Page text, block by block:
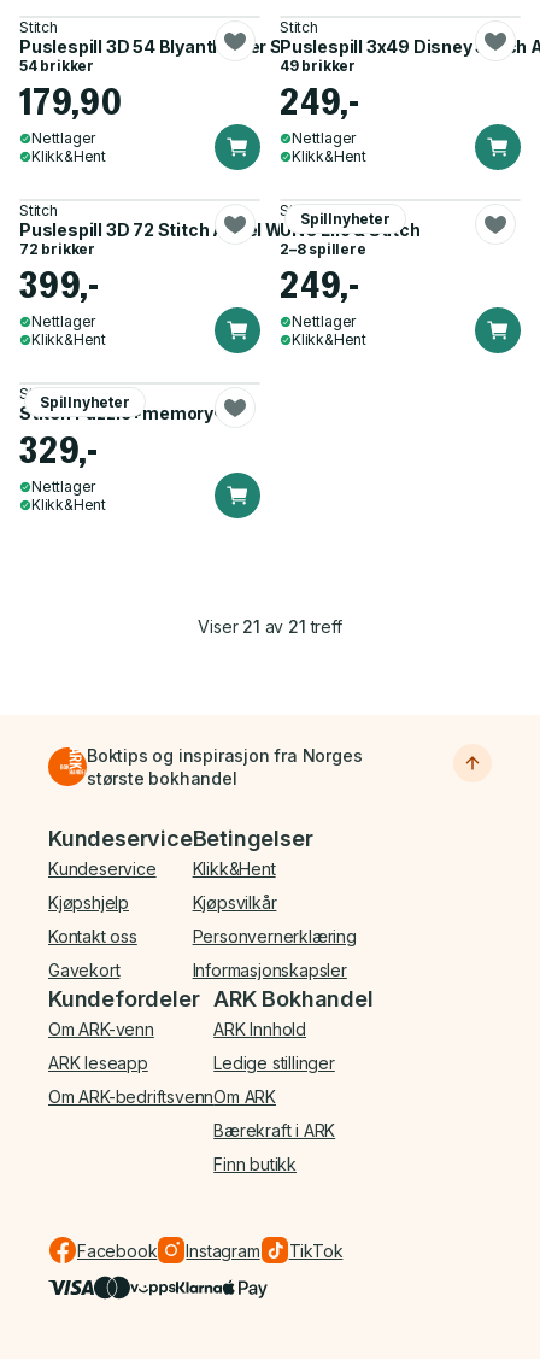
Stitch
Puslespill 3D 54 Blyantholder Stitch
54 brikker
179,90
Nettlager
Klikk&Hent
Stitch
Puslespill 3x49 Disney Stitch
49 brikker
249,-
Nettlager
Klikk&Hent
Stitch
Puslespill 3D 72 Stitch Angel With Ears
72 brikker
399,-
Nettlager
Klikk&Hent
Spillnyheter
Stitch
UNO Lilo & Stitch
2–8 spillere
249,-
Nettlager
Klikk&Hent
Spillnyheter
Stitch
Stitch Puzzle+memory®
329,-
Nettlager
Klikk&Hent
Viser 21 av 21 treff
Boktips og inspirasjon fra Norges
største bokhandel
Bunnmeny
Kundeservice
Kundeservice
Kjøpshjelp
Kontakt oss
Gavekort
Betingelser
Klikk&Hent
Kjøpsvilkår
Personvernerklæring
Informasjonskapsler
Kundefordeler
Om ARK-venn
ARK leseapp
Om ARK-bedriftsvenn
ARK Bokhandel
ARK Innhold
Ledige stillinger
Om ARK
Bærekraft i ARK
Finn butikk
Facebook Instagram TikTok